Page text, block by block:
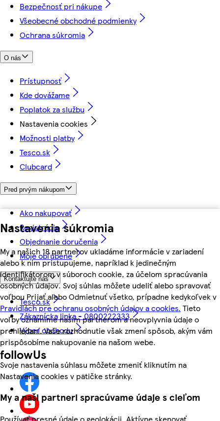
Nastavenia súkromia
My a našich 18 partnerov ukladáme informácie v zariadení
alebo k nim pristupujeme, napríklad k jedinečným
identifikátorom v súboroch cookie, za účelom spracúvania
osobných údajov. Svoj súhlas môžete udeliť alebo spravovať
voľbou Prijať alebo Odmietnuť všetko, prípadne kedykoľvek v
Pravidlách pre ochranu osobných údajov a cookies. Tieto
voľby oznámime našim partnerom a neovplyvnia údaje o
prehliadaní. Vaše rozhodnutie však zmení spôsob, akým vám
prispôsobíme nakupovanie na našom webe.
Svoje nastavenia súhlasu môžete zmeniť kliknutím na
Nastavenia cookies v pätičke stránky.
My a naši partneri spracúvame údaje s cieľom
Bezpečnosť pri nákupe
Všeobecné obchodné podmienky
Ochrana súkromia
O nás
Prístupnosť
Kde dovážame
Poplatok za službu
Nastavenia cookies
Možnosti platby
Tesco.sk
Clubcard
Pred prvým nákupom
Ako nakupovať
Registrácia
Objednanie doručenia
Moje obľúbené
Kontaktujte nás
Tesco.sk
Zákaznícka linka - 0800222333
Výber obchodu
followUs